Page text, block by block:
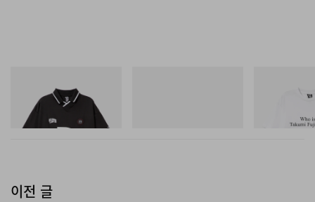
Billionaire Boys Club X Initial
D Game Shirt
쇼핑하기
Billionaire
D Cotton T-
이전 글